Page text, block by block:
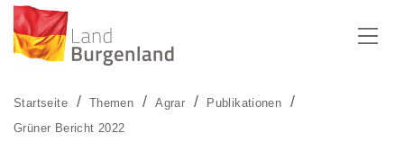
Startseite Themen Agrar
Publikationen
Grüner Bericht 2022